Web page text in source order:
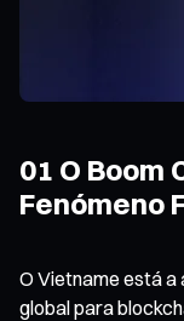
01 O Boom
Fenómeno
O Vietname está
global para